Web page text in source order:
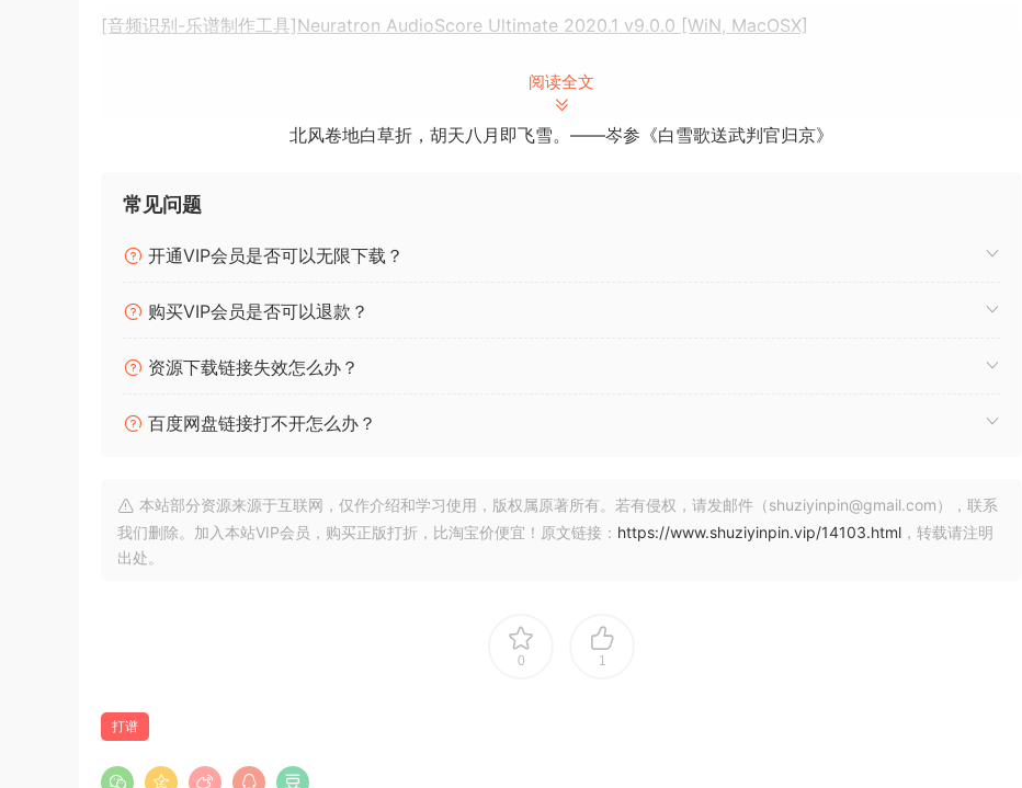
[音频识别-乐谱制作工具]Neuratron AudioScore Ultimate 2020.1 v9.0.0 [WiN, MacOSX]
[图片识别-乐谱制作工具]Neuratron PhotoScore & NotateMe Ultimate 2020.1 v9.0.0 [WiN]
[人工智能乐谱播放引擎]Wallander Instruments NotePerformer v4.0.0 [WiN, MacOSX]
作和分享音乐。对于那些还不熟悉使用乐谱软件的人来说，直观的界面可以引导您完成整个过程。磁性布局可以防止物
体相互碰撞，还有其他节省时间的工具，让您可以轻松快速地获得专业效果。
from the aspiring composer and songwriter, to teachers and students. For those not yet comfortable with
objects from bumping into each other, and additional time-saving tools make it easy to get professional
results fast.
阅读全文
北风卷地白草折，胡天八月即飞雪。——岑参《白雪歌送武判官归京》
常见问题
开通VIP会员是否可以无限下载？
购买VIP会员是否可以退款？
资源下载链接失效怎么办？
百度网盘链接打不开怎么办？
本站部分资源来源于互联网，仅作介绍和学习使用，版权属原著所有。若有侵权，请发邮件（shuziyinpin@gmail.com），联系
我们删除。加入本站VIP会员，购买正版打折，比淘宝价便宜！原文链接： https://www.shuziyinpin.vip/14103.html ，转载请注明
出处。
0 1
打谱